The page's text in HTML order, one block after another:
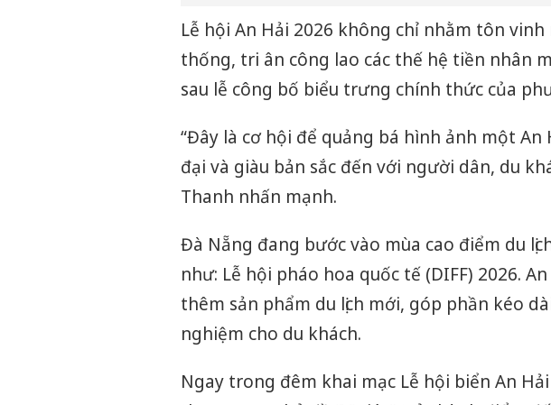
Lễ hội An Hải 2026 không chỉ nhằm tôn
thống, tri ân công lao các thế hệ tiền nhân
sau lễ công bố biểu trưng chính thức của
“Đây là cơ hội để quảng bá hình ảnh một
đại và giàu bản sắc đến với người dân, du
Thanh nhấn mạnh.
Đà Nẵng đang bước vào mùa cao điểm du
như: Lễ hội pháo hoa quốc tế (DIFF) 2026.
thêm sản phẩm du lịch mới, góp phần kéo
nghiệm cho du khách.
Ngay trong đêm khai mạc Lễ hội biển An